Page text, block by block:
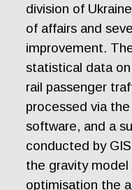
division of
of affairs and
improvement.
statistical data
rail passenger
processed via
software, and a
conducted by
the gravity
optimisation the